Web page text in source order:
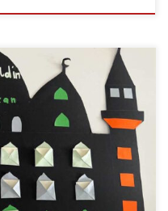
Rucksack Familien schon
bastelten die Rucksack
Gruppen, um sich auf den
wunderschöne
gemeinsamer (und
Aufräumen, steckt.